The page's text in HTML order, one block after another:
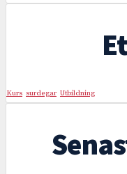
Kurs surdegar Utbildning